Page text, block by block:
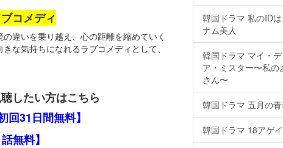
コメディ
違いを乗り越え、心の距離を縮めていく
な気持ちになれるラブコメディとして、
したい方はこちら
31日間無料】
無料】
韓国ドラマ 私のID
ナム美人
韓国ドラマ マイ・デ
ア・ミスター〜私の
さん〜
韓国ドラマ 五月の
韓国ドラマ 18アゲ